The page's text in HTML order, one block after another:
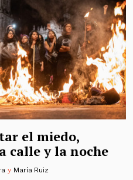
el miedo,
calle y la noche
y María Ruiz